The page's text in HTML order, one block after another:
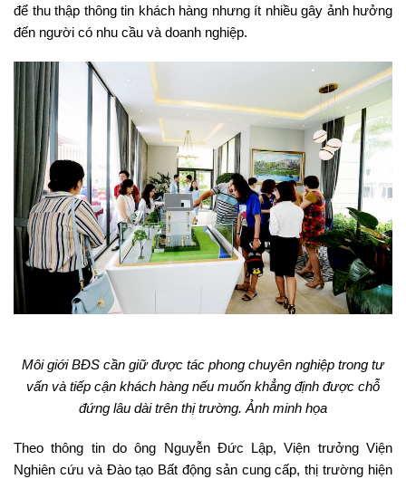
để thu thập thông tin khách hàng nhưng ít nhiều gây ảnh hưởng
đến người có nhu cầu và doanh nghiệp.
Môi giới BĐS cần giữ được tác phong chuyên nghiệp trong tư
vấn và tiếp cận khách hàng nếu muốn khẳng định được chỗ
đứng lâu dài trên thị trường. Ảnh minh họa
Theo thông tin do ông Nguyễn Đức Lập, Viện trưởng Viện
Nghiên cứu và Đào tạo Bất động sản cung cấp, thị trường hiện